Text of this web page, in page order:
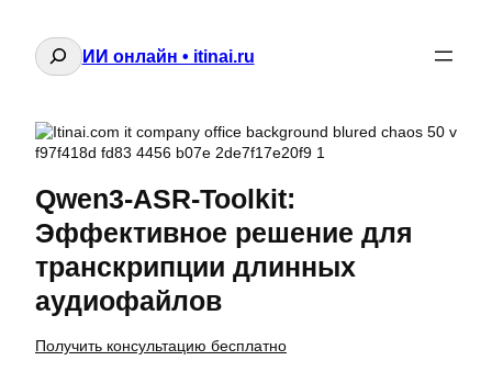
Поиск
ИИ онлайн • itinai.ru
Qwen3-ASR-Toolkit:
Эффективное решение для
транскрипции длинных
аудиофайлов
Получить консультацию бесплатно